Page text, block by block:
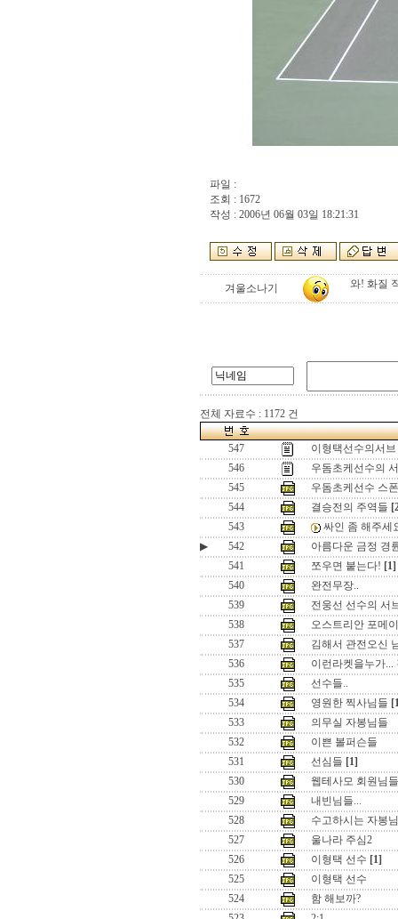
파일 :
조회 : 1672
작성 : 2006년 06월 03일 18:21:31
겨울소나기 와! 화질
전체 자료수 : 1172 건
547
이형택선수의서브
546
우돔초케선수의
545
우돔초케선수 스
544
결승전의 주역들
543
싸인 좀 해주세
▶
542
아름다운 금정 경
541
쪼우면 붙는다! [1]
540
완전무장..
539
전웅선 선수의 서
538
오스트리안 포메
537
김해서 관전오신
536
이런라켓을누가...
535
선수들..
534
영원한 찍사님들
533
의무실 자봉님들
532
이쁜 볼퍼슨들
531
선심들 [1]
530
웹테사모 회원님들
529
내빈님들...
528
수고하시는 자봉
527
울나라 주심2
526
이형택 선수 [1]
525
이형택 선수
524
함 해보까?